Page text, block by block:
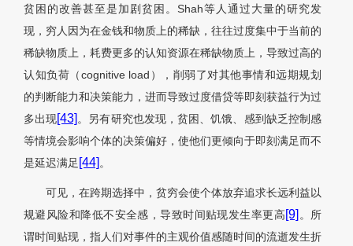
贫困的改善甚至是加剧贫困。Shah等人通过大量的研究发
现，穷人因为在金钱和物质上的稀缺，往往过度集中于当前的
稀缺物质上，耗费更多的认知资源在稀缺物质上，导致过高的
认知负荷（cognitive load），削弱了对其他事情和远期规划
的判断能力和决策能力，进而导致过度借贷等即刻获益行为过
多出现[43]。另有研究也发现，贫困、饥饿、感到缺乏控制感
等情境会影响个体的决策偏好，使他们更倾向于即刻满足而不
是延迟满足 [44]。
可见，在跨期选择中，贫穷会使个体放弃追求长远利益以
规避风险和降低不安全感，导致时间贴现发生率更高[9] 。所
谓时间贴现，指人们对事件的主观价值感随时间的流逝发生折